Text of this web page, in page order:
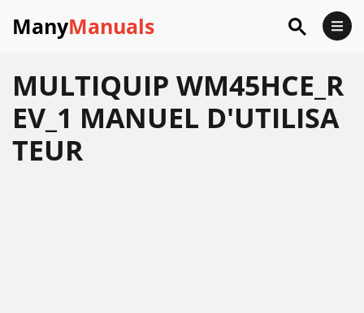
ManyManuals
MULTIQUIP WM45HCE_R
EV_1 MANUEL D'UTILISA
TEUR